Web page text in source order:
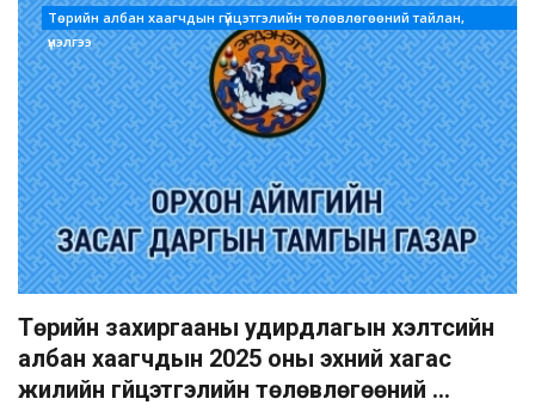
Төрийн албан хаагчдын гүйцэтгэлийн төлөвлөгөөний тайлан,
үнэлгээ
Төрийн захиргааны удирдлагын хэлтсийн
албан хаагчдын 2025 оны эхний хагас
жилийн гүйцэтгэлийн төлөвлөгөөний ...